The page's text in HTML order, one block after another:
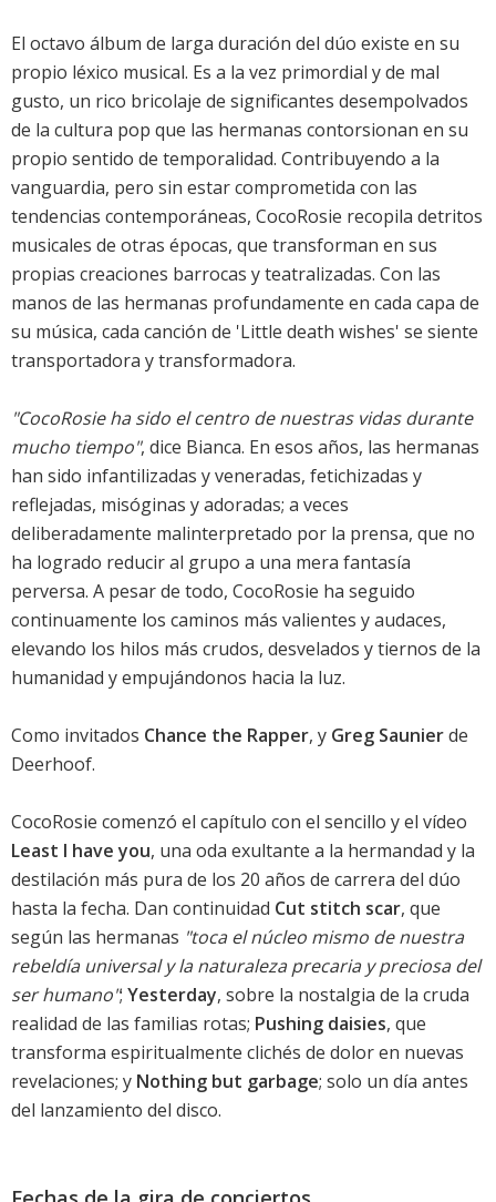
El octavo álbum de larga duración del dúo existe en su
propio léxico musical. Es a la vez primordial y de mal
gusto, un rico bricolaje de significantes desempolvados
de la cultura pop que las hermanas contorsionan en su
propio sentido de temporalidad. Contribuyendo a la
vanguardia, pero sin estar comprometida con las
tendencias contemporáneas, CocoRosie recopila detritos
musicales de otras épocas, que transforman en sus
propias creaciones barrocas y teatralizadas. Con las
manos de las hermanas profundamente en cada capa de
su música, cada canción de 'Little death wishes' se siente
transportadora y transformadora.
"CocoRosie ha sido el centro de nuestras vidas durante
mucho tiempo", dice Bianca. En esos años, las hermanas
han sido infantilizadas y veneradas, fetichizadas y
reflejadas, misóginas y adoradas; a veces
deliberadamente malinterpretado por la prensa, que no
ha logrado reducir al grupo a una mera fantasía
perversa. A pesar de todo, CocoRosie ha seguido
continuamente los caminos más valientes y audaces,
elevando los hilos más crudos, desvelados y tiernos de la
humanidad y empujándonos hacia la luz.
Como invitados Chance the Rapper, y Greg Saunierde
Deerhoof.
CocoRosie comenzó el capítulo con el sencillo y el vídeo
Least I have you, una oda exultante a la hermandad y la
destilación más pura de los 20 años de carrera del dúo
hasta la fecha. Dan continuidad Cut stitch scar, que
según las hermanas "toca el núcleo mismo de nuestra
rebeldía universal y la naturaleza precaria y preciosa del
ser humano"; Yesterday, sobre la nostalgia de la cruda
realidad de las familias rotas; Pushing daisies, que
transforma espiritualmente clichés de dolor en nuevas
revelaciones; y Nothing but garbage; solo un día antes
del lanzamiento del disco.